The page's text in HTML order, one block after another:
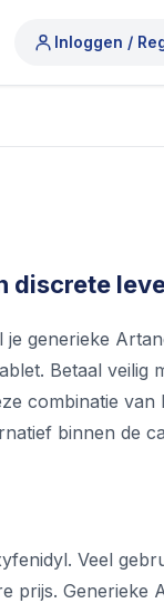
Inloggen /
discrete
generieke
Betaal veilig
combinatie van
binnen de
Veel
prijs. Generieke